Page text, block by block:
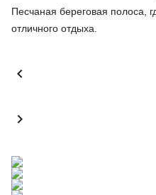
Песчаная береговая полоса,
отличного отдыха.

